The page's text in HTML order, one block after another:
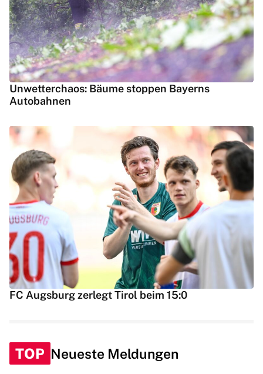
Unwetterchaos: Bäume stoppen Bayerns
Autobahnen
FC Augsburg zerlegt Tirol beim 15:0
TOP Neueste Meldungen